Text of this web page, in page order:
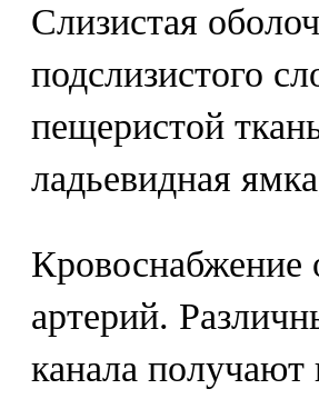
Слизистая
подслизистого
пещеристой
ладьевидная
Кровоснабжение
артерий.
канала